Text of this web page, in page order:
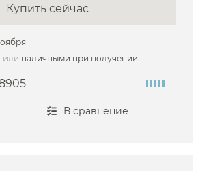
Купить сейчас
или наличными при получении
В сравнение